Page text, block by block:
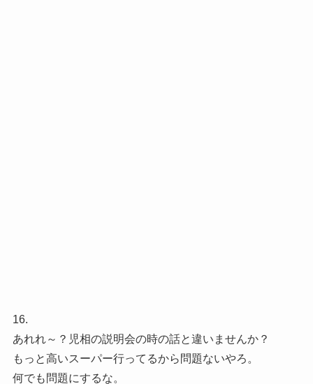
16.
あれれ～？児相の説明会の時の話と違いませんか？
もっと高いスーパー行ってるから問題ないやろ。
何でも問題にするな。